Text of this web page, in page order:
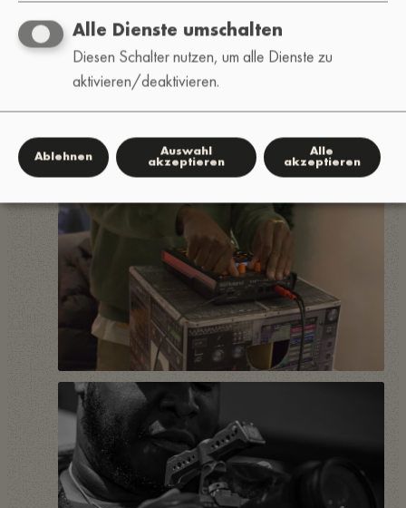
Alle Dienste umschalten
Diesen Schalter nutzen, um alle Dienste zu
aktivieren/deaktivieren.
Ablehnen
Auswahl
akzeptieren
Alle
akzeptieren